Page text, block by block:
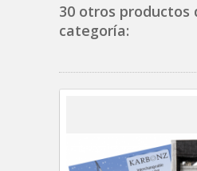
30 otros productos
categoría: